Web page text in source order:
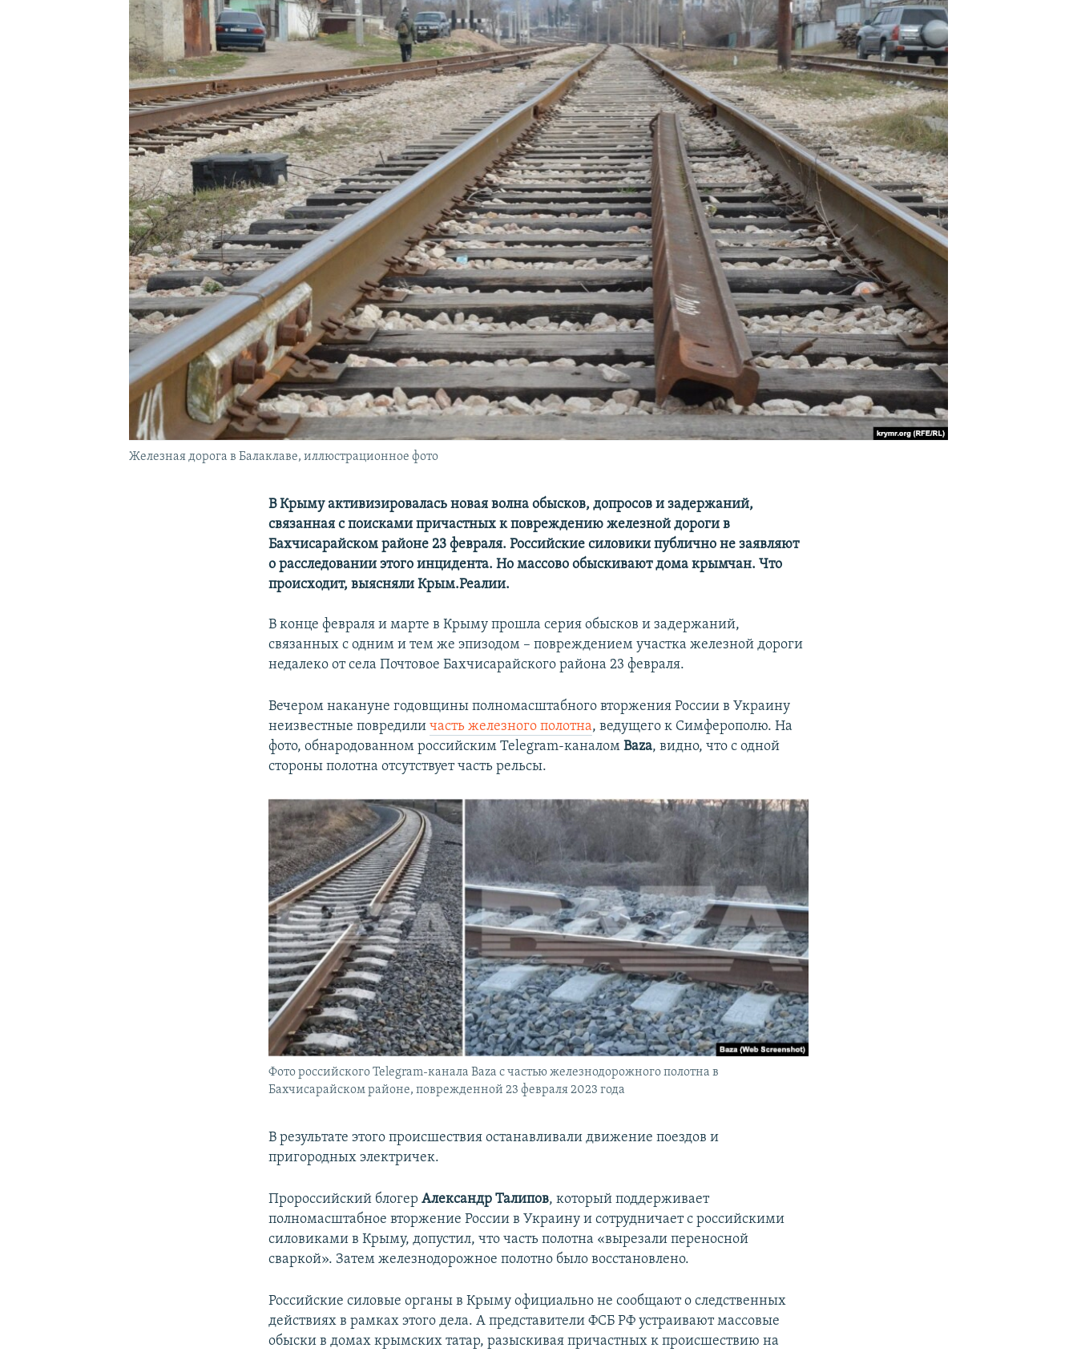
УКРАИНСКАЯ ПРОБЛЕМА КРЫМА
Железная дорога в Балаклаве, иллюстрационное фото
В Крыму активизировалась новая волна обысков, допросов и задержаний,
связанная с поисками причастных к повреждению железной дороги в
Бахчисарайском районе 23 февраля. Российские силовики публично не заявляют
о расследовании этого инцидента. Но массово обыскивают дома крымчан. Что
происходит, выясняли Крым.Реалии.
В конце февраля и марте в Крыму прошла серия обысков и задержаний,
связанных с одним и тем же эпизодом – повреждением участка железной дороги
недалеко от села Почтовое Бахчисарайского района 23 февраля.
Вечером накануне годовщины полномасштабного вторжения России в Украину
неизвестные повредиличасть железного полотна, ведущего к Симферополю. На
фото, обнародованном российским Telegram-каналомBaza, видно, что с одной
стороны полотна отсутствует часть рельсы.
Фото российского Telegram-канала Baza с частью железнодорожного полотна в
Бахчисарайском районе, поврежденной 23 февраля 2023 года
В результате этого происшествия останавливали движение поездов и
пригородных электричек.
Пророссийский блогерАлександр Талипов, который поддерживает
полномасштабное вторжение России в Украину и сотрудничает с российскими
силовиками в Крыму, допустил, что часть полотна «вырезали переносной
сваркой». Затем железнодорожное полотно было восстановлено.
Российские силовые органы в Крыму официально не сообщают о следственных
действиях в рамках этого дела. А представители ФСБ РФ устраивают массовые
обыски в домах крымских татар, разыскивая причастных к происшествию на